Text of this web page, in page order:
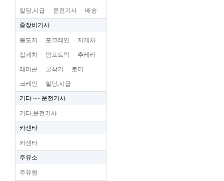
일당,시급 운전기사 배송
중장비기사
불도저 포크레인 지게차
집게차 덤프트럭 추레라
레미콘 굴삭기 로더
크레인 일당,시급
기타 ~~ 운전기사
기타,운전기사
카센타
카센타
주유소
주유원